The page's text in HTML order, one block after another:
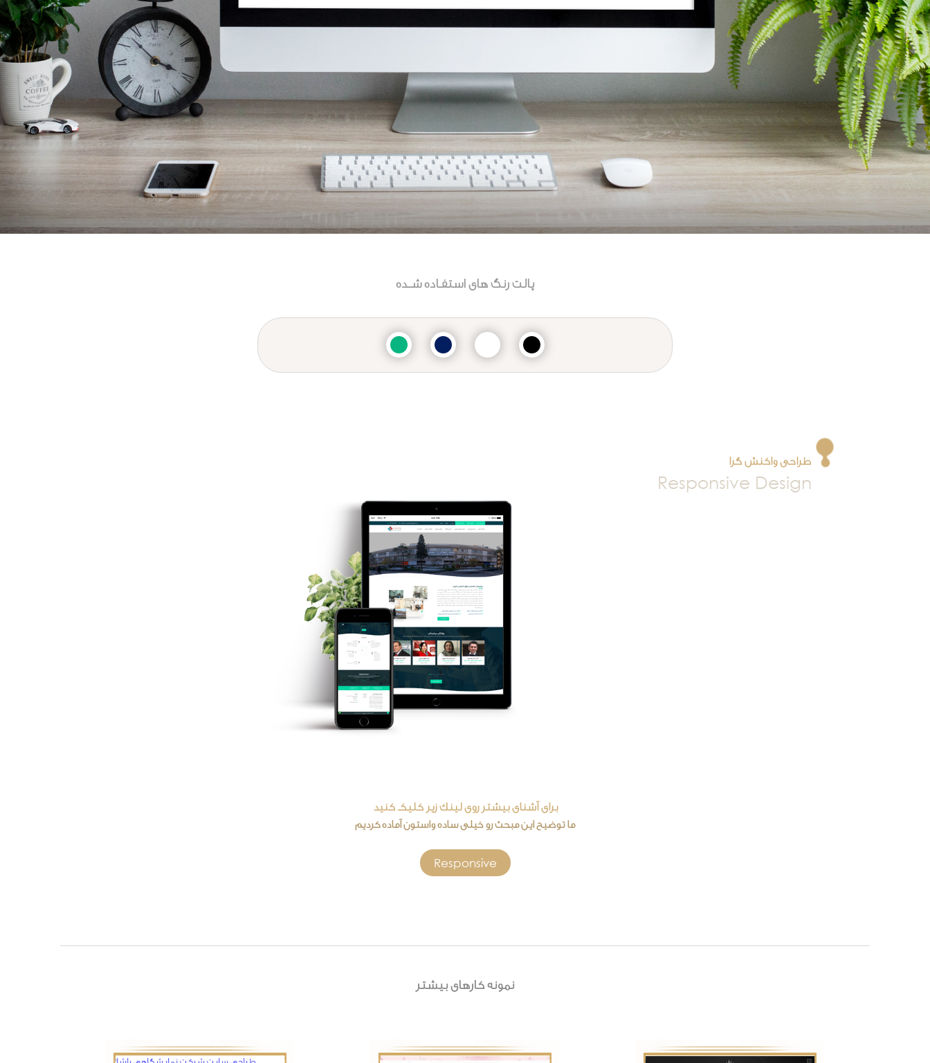
پالت رنگ های استفـاده شــده
طراحی واکنش گرا
Responsive Design
برای آشنای بیشتر روی لینک زیر کلیکـ کنید
ما توضیح این مبحث رو خیلی ساده واستون آماده کردیم
Responsive
نمونه کارهای بیشتر